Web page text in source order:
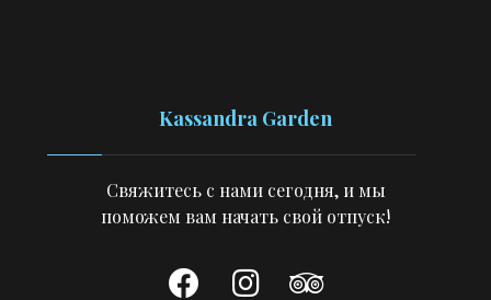
Kassandra Garden
Свяжитесь с нами сегодня, и мы
поможем вам начать свой отпуск!